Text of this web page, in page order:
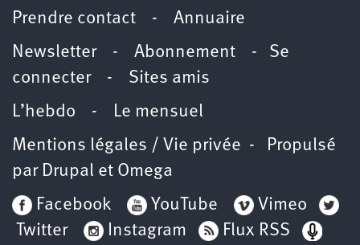
Prendre contact - Annuaire
Newsletter - Abonnement - Se
connecter- Sites amis
L’hebdo - Le mensuel
Mentions légales / Vie privée - Propulsé
par Drupal et Omega
Facebook
YouTube
Vimeo
Twitter
Instagram Flux RSS